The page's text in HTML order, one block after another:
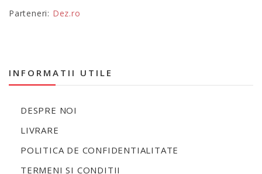
Parteneri: Dez.ro
INFORMATII UTILE
DESPRE NOI
LIVRARE
POLITICA DE CONFIDENTIALITATE
TERMENI SI CONDITII